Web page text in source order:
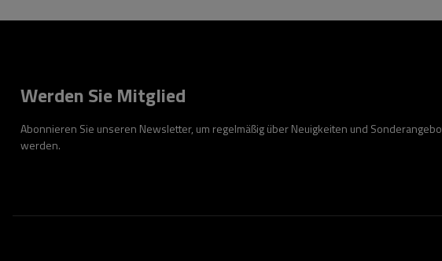
Werden Sie Mitglied
Abonnieren Sie unseren Newsletter, um regelmäßig über Neuigkeiten und
werden.